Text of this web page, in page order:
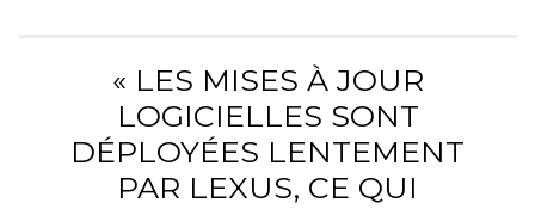
« LES MISES À JOUR
LOGICIELLES SONT
DÉPLOYÉES LENTEMENT
PAR LEXUS, CE QUI